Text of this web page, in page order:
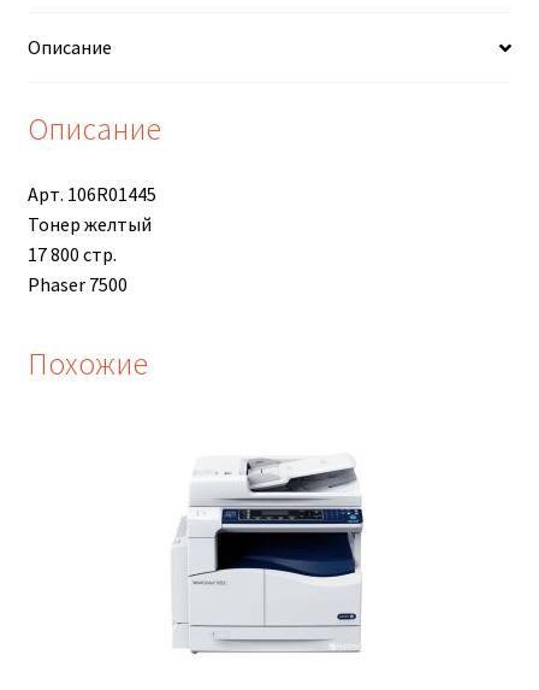
Описание
Описание
Арт. 106R01445
Тонер желтый
17 800 стр.
Phaser 7500
Похожие